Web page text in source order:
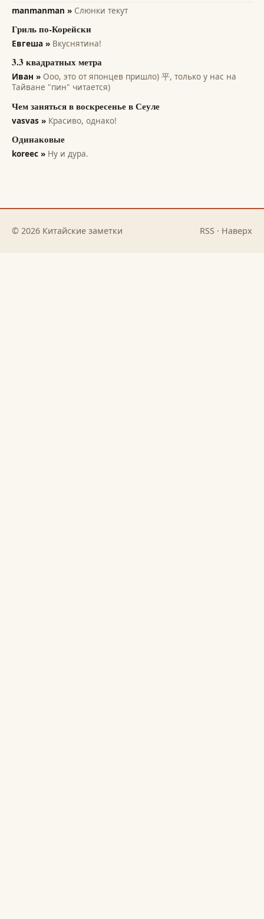
manmanman » Слюнки текут
Гриль по-Корейски
Евгеша » Вкуснятина!
3.3 квадратных метра
Иван »
Тайване "пин" читается)
Чем заняться в воскресенье в Сеуле
vasvas » Красиво, однако!
Одинаковые
koreec » Ну и дура.
© 2026 Китайские заметки RSS · Наверх